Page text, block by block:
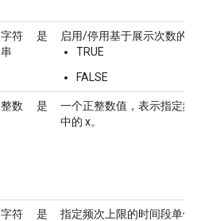
字符
串
是
启用/停用基于展示次数的
TRUE
FALSE
整数 是
一个正整数值，表示指定频
中的 x。
字符
是
指定频次上限的时间段单